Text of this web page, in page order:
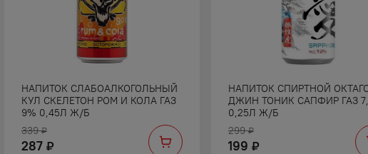
НАПИТОК СЛАБОАЛКОГОЛЬНЫЙ
КУЛ СКЕЛЕТОН РОМ И КОЛА ГАЗ
9% 0,45Л Ж/Б
339 ₽
287 ₽
НАПИТОК СПИРТНОЙ
ДЖИН ТОНИК САПФИР ГАЗ
0,25Л Ж/Б
299 ₽
199 ₽